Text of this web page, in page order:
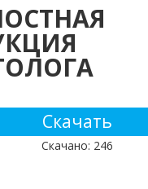
Скачать
Скачано: 246